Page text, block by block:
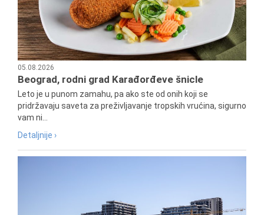
05.08.2026
Beograd, rodni grad Karađorđeve šnicle
Leto je u punom zamahu, pa ako ste od onih koji se
pridržavaju saveta za preživljavanje tropskih vrućina, sigurno
vam ni...
Detaljnije ›